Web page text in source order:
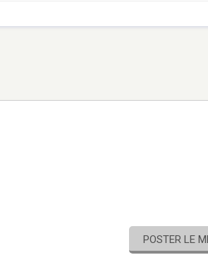
POSTER LE